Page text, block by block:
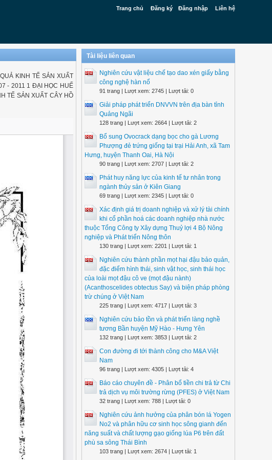
Trang chủ Đăng ký Đăng nhập Liên hệ
KINH TẾ SẢN XUẤT
- 2011 1 ĐẠI HỌC HUẾ
TẾ SẢN XUẤT CÂY HỒ
Tài liệu liên quan
Nghiên cứu vật liệu chế tạo dao xén giấy bằng
công nghệ hàn nổ
91 trang | Lượt xem: 2745 | Lượt tải: 0
Giải pháp phát triển DNVVN trên địa bàn tỉnh
Quảng Ngãi
128 trang | Lượt xem: 2664 | Lượt tải: 2
Bổ sung Ovocrack dạng bọc cho gà Lương
Phượng đẻ trứng giống tại trại Hải Anh, xã Tam
Hưng, huyện Thanh Oai, Hà Nội
90 trang | Lượt xem: 2707 | Lượt tải: 2
Phát huy năng lực của kinh tế tư nhân trong
ngành thủy sản ở Kiên Giang
69 trang | Lượt xem: 2345 | Lượt tải: 0
Xác định giá trị doanh nghiệp và xử lý tài chính
khi cổ phần hoá các doanh nghiệp nhà nước
thuộc Tổng Công ty Xây dựng Thuỷ lợi 4 Bộ Nông
nghiệp và Phát triển Nông thôn
130 trang | Lượt xem: 2201 | Lượt tải: 1
Nghiên cứu thành phần mọt hại đậu bảo quản,
đặc điểm hình thái, sinh vật học, sinh thái học
của loài mọt đậu cô ve (mọt đậu nành)
(Acanthoscelides obtectus Say) và biện pháp phòng
trừ chúng ở Việt Nam
225 trang | Lượt xem: 4717 | Lượt tải: 3
Nghiên cứu bảo tồn và phát triển làng nghề
tương Bần huyện Mỹ Hào - Hưng Yên
132 trang | Lượt xem: 3853 | Lượt tải: 2
Con đường đi tới thành công cho M&A Việt
Nam
96 trang | Lượt xem: 4305 | Lượt tải: 4
Báo cáo chuyên đề - Phân bổ tiền chi trả từ Chi
trả dịch vụ môi trường rừng (PFES) ở Việt Nam
32 trang | Lượt xem: 788 | Lượt tải: 0
Nghiên cứu ảnh hưởng của phân bón lá Yogen
No2 và phân hữu cơ sinh học sông gianh đến
năng suất và chất lượng gạo giống lúa P6 trên đất
phù sa sông Thái Bình
103 trang | Lượt xem: 2674 | Lượt tải: 1